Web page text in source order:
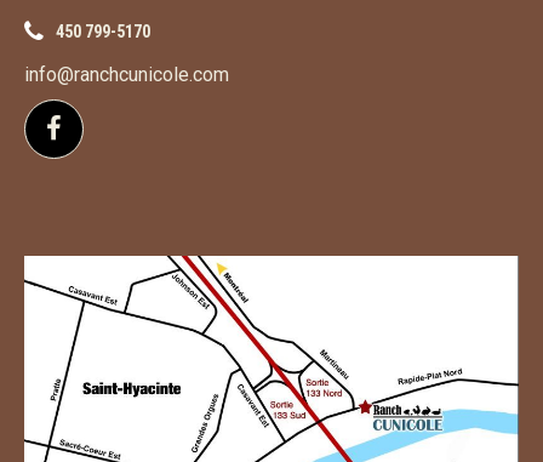
450 799-5170
info@ranchcunicole.com
Suivez-nous sur Facebook